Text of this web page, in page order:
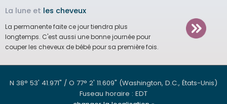
La lune et les cheveux
La permanente faite ce jour tiendra plus
longtemps. C'est aussi une bonne journée pour
couper les cheveux de bébé pour sa première fois.
N 38° 53' 41.971" / O 77° 2' 11.609" (Washington, D.C., États-Unis)
Fuseau horaire : EDT